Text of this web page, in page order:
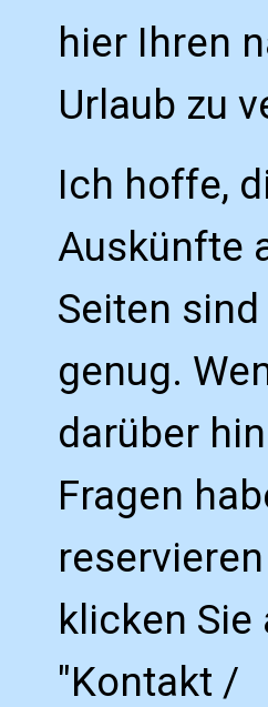
hier Ihren
Urlaub zu
Ich hoffe,
Auskünfte
Seiten
genug.
darüber
Fragen
klicken Sie
"Kontakt /